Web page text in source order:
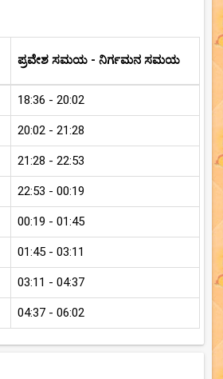
ಪ್ರವೇಶ ಸಮಯ - ನಿರ್ಗಮನ ಸಮಯ
18:36 - 20:02
20:02 - 21:28
21:28 - 22:53
22:53 - 00:19
00:19 - 01:45
01:45 - 03:11
03:11 - 04:37
04:37 - 06:02